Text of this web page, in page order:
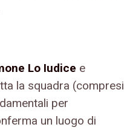
Lo Iudice e
la squadra (compresi
per
un luogo di